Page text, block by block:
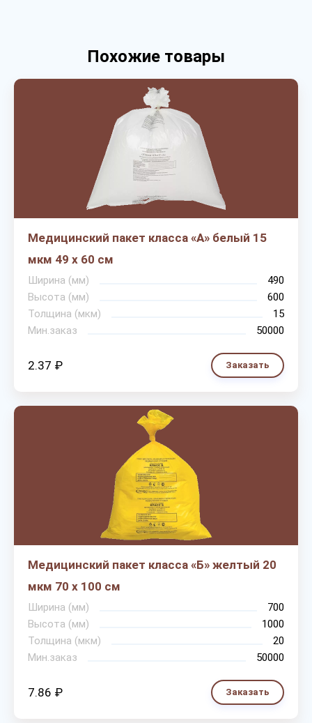
Похожие товары
Медицинский пакет класса «А» белый 15
мкм 49 х 60 см
Ширина (мм)
490
Высота (мм)
600
Толщина (мкм)
15
Мин.заказ
50000
2.37 ₽ Заказать
Медицинский пакет класса «Б» желтый 20
мкм 70 х 100 см
Ширина (мм)
700
Высота (мм)
1000
Толщина (мкм)
20
Мин.заказ
50000
7.86 ₽ Заказать